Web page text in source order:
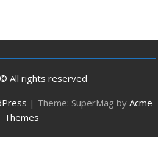
All rights reserved
| Theme: SuperMag by Acme
Themes